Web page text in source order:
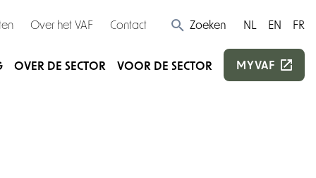
Over het VAF Contact Zoeken NL EN FR
OVER DE SECTOR VOOR DE SECTOR MYVAF